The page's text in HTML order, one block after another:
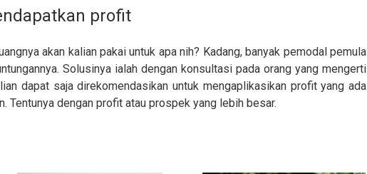
profit
akan kalian pakai untuk apa nih? Kadang, banyak pemodal pemula
Solusinya ialah dengan konsultasi pada orang yang mengerti
dapat saja direkomendasikan untuk mengaplikasikan profit yang ada
Tentunya dengan profit atau prospek yang lebih besar.